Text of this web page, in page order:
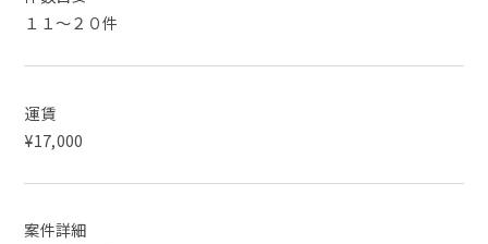
１１～２０件
運賃
¥17,000
案件詳細